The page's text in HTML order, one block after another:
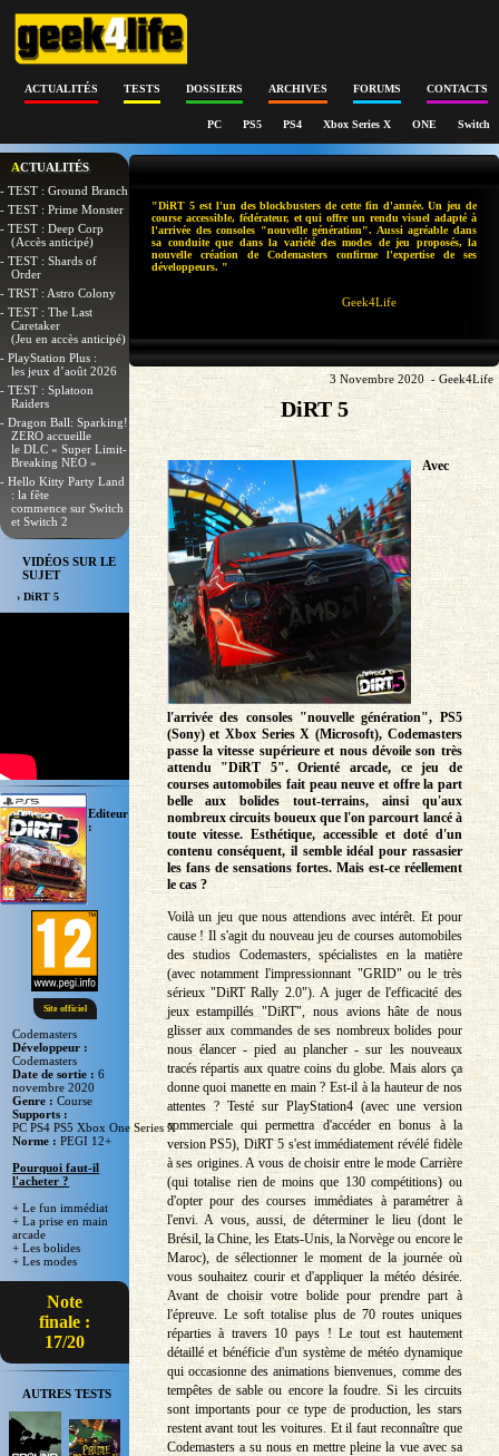
ACTUALITÉS TESTS DOSSIERS ARCHIVES FORUMS CONTACTS
PC PS5 PS4 Xbox Series X ONE Switch
ACTUALITÉS
- TEST : Ground Branch
- TEST : Prime Monster
- TEST : Deep Corp
(Accès anticipé)
- TEST : Shards of
Order
- TRST : Astro Colony
- TEST : The Last
Caretaker
(Jeu en accès anticipé)
- PlayStation Plus :
les jeux d’août 2026
- TEST : Splatoon
Raiders
- Dragon Ball: Sparking!
ZERO accueille
le DLC « Super Limit-
Breaking NEO »
- Hello Kitty Party Land
: la fête
commence sur Switch
et Switch 2
VIDÉOS SUR LE
SUJET
› DiRT 5
Site officiel
Editeur
:
Codemasters
Développeur :
Codemasters
Date de sortie :6
novembre 2020
Genre :Course
Supports :
PC PS4 PS5 Xbox One Series X
Norme :PEGI 12+
Pourquoi faut-il
l'acheter ?
+ Le fun immédiat
+ La prise en main
arcade
+ Les bolides
+ Les modes
Note
finale :
17/20
AUTRES TESTS
"DiRT 5 est l'un des blockbusters de cette fin d'année. Un jeu de
course accessible, fédérateur, et qui offre un rendu visuel adapté à
l'arrivée des consoles "nouvelle génération". Aussi agréable dans
sa conduite que dans la variété des modes de jeu proposés, la
nouvelle création de Codemasters confirme l'expertise de ses
développeurs. "
Geek4Life
3 Novembre 2020 - Geek4Life
DiRT 5
Avec
l'arrivée des consoles "nouvelle génération", PS5
(Sony) et Xbox Series X (Microsoft), Codemasters
passe la vitesse supérieure et nous dévoile son très
attendu "DiRT 5". Orienté arcade, ce jeu de
courses automobiles fait peau neuve et offre la part
belle aux bolides tout-terrains, ainsi qu'aux
nombreux circuits boueux que l'on parcourt lancé à
toute vitesse. Esthétique, accessible et doté d'un
contenu conséquent, il semble idéal pour rassasier
les fans de sensations fortes. Mais est-ce réellement
le cas ?
Voilà un jeu que nous attendions avec intérêt. Et pour
cause ! Il s'agit du nouveau jeu de courses automobiles
des studios Codemasters, spécialistes en la matière
(avec notamment l'impressionnant "GRID" ou le très
sérieux "DiRT Rally 2.0"). A juger de l'efficacité des
jeux estampillés "DiRT", nous avions hâte de nous
glisser aux commandes de ses nombreux bolides pour
nous élancer - pied au plancher - sur les nouveaux
tracés répartis aux quatre coins du globe. Mais alors ça
donne quoi manette en main ? Est-il à la hauteur de nos
attentes ? Testé sur PlayStation4 (avec une version
commerciale qui permettra d'accéder en bonus à la
version PS5), DiRT 5 s'est immédiatement révélé fidèle
à ses origines. A vous de choisir entre le mode Carrière
(qui totalise rien de moins que 130 compétitions) ou
d'opter pour des courses immédiates à paramétrer à
l'envi. A vous, aussi, de déterminer le lieu (dont le
Brésil, la Chine, les Etats-Unis, la Norvège ou encore le
Maroc), de sélectionner le moment de la journée où
vous souhaitez courir et d'appliquer la météo désirée.
Avant de choisir votre bolide pour prendre part à
l'épreuve. Le soft totalise plus de 70 routes uniques
réparties à travers 10 pays ! Le tout est hautement
détaillé et bénéficie d'un système de météo dynamique
qui occasionne des animations bienvenues, comme des
tempêtes de sable ou encore la foudre. Si les circuits
sont importants pour ce type de production, les stars
restent avant tout les voitures. Et il faut reconnaître que
Codemasters a su nous en mettre pleine la vue avec sa